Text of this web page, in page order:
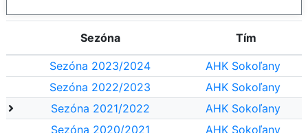
Sezóna Tím
Sezóna 2023/2024
AHK Sokoľany
Sezóna 2022/2023
AHK Sokoľany
Sezóna 2021/2022
AHK Sokoľany
Sezóna 2020/2021
AHK Sokoľany